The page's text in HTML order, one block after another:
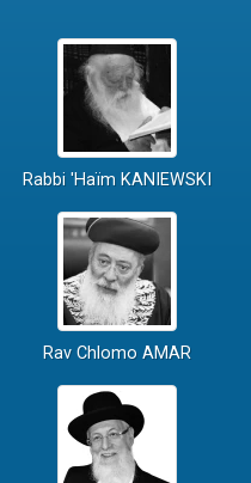
Rabbi 'Haïm KANIEWSKI
Rav Chlomo AMAR